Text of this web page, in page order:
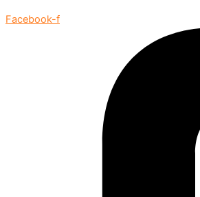
Facebook-f